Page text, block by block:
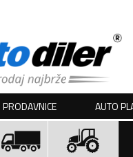
PRODAVNICE AUTO